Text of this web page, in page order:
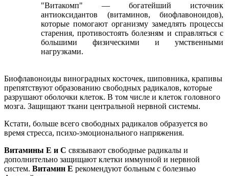
"Витакомп" — богатейший источник
антиоксидантов (витаминов, биофлавоноидов),
которые помогают организму замедлять процессы
старения, противостоять болезням и справляться с
большими физическими и умственными
нагрузками.
Биофлавоноиды виноградных косточек, шиповника, крапивы
препятствуют образованию свободных радикалов, которые
разрушают оболочки клеток. В том числе и клеток головного
мозга. Защищают ткани центральной нервной системы.
Кстати, больше всего свободных радикалов образуется во
время стресса, психо-эмоционального напряжения.
Витамины Е и С связывают свободные радикалы и
дополнительно защищают клетки иммунной и нервной
систем. Витамин Е рекомендуют больным с болезнью